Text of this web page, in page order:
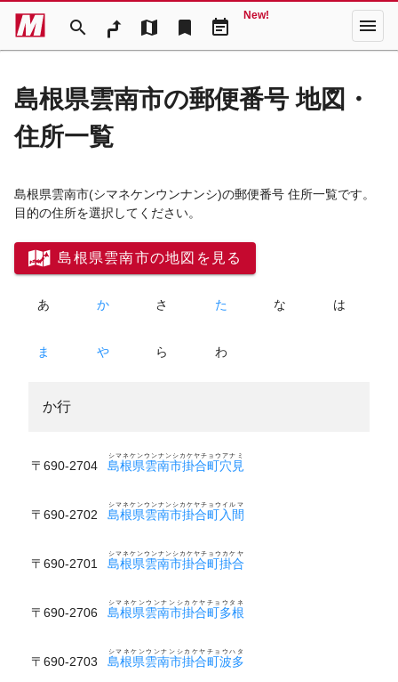
search map bookmark event_note
New! menu
島根県雲南市の郵便番号 地図・
住所一覧
島根県雲南市(シマネケンウンナンシ)の郵便番号 住所一覧です。
目的の住所を選択してください。
島根県雲南市の地図を見る
あ か さ た な は
ま や ら わ
か行
〒690-2704 島根県雲南市掛合町穴見
シマネケンウンナンシカケヤチョウアナミ
〒690-2702 島根県雲南市掛合町入間
シマネケンウンナンシカケヤチョウイルマ
〒690-2701 島根県雲南市掛合町掛合
シマネケンウンナンシカケヤチョウカケヤ
〒690-2706 島根県雲南市掛合町多根
シマネケンウンナンシカケヤチョウタネ
〒690-2703 島根県雲南市掛合町波多
シマネケンウンナンシカケヤチョウハタ